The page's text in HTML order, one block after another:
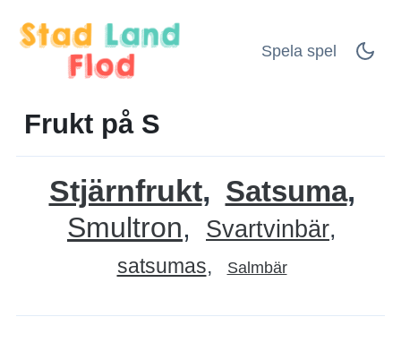
Spela spel
Frukt på S
Stjärnfrukt Satsuma
Smultron Svartvinbär
satsumas Salmbär